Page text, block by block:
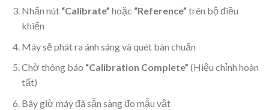
Nhấn nút “Calibrate” hoặc “Reference” trên bộ điều
khiển
Máy sẽ phát ra ánh sáng và quét bàn chuẩn
Chờ thông báo “Calibration Complete” (Hiệu chỉnh hoàn
tất)
Bây giờ máy đã sẵn sàng đo mẫu vật